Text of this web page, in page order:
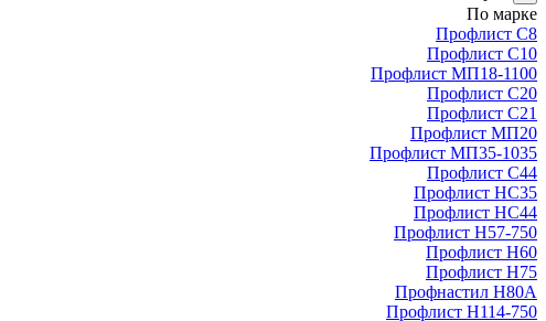
По марке
Профлист С8
Профлист С10
Профлист МП18-1100
Профлист С20
Профлист С21
Профлист МП20
Профлист МП35-1035
Профлист С44
Профлист НС35
Профлист НС44
Профлист Н57-750
Профлист Н60
Профлист Н75
Профнастил Н80А
Профлист Н114-750